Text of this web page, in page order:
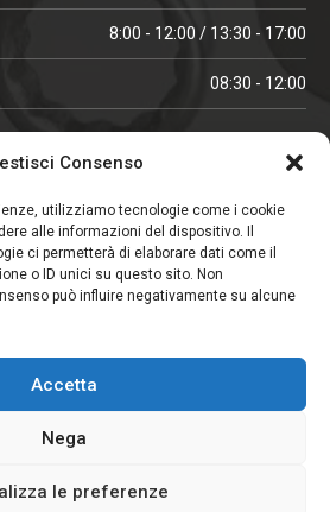
Consenso
utilizziamo tecnologie come i cookie
alle informazioni del dispositivo. Il
ci permetterà di elaborare dati come il
o ID unici su questo sito. Non
può influire negativamente su alcune
Accetta
Nega
le preferenze
8:00 - 12:00 / 13:30 - 17:00
08:30 - 12:00
08:00 - 12:00 / 13:30 -18:00
08:00 - 12:00
settembre)
Viglezio - Tutti i diritti riservati.